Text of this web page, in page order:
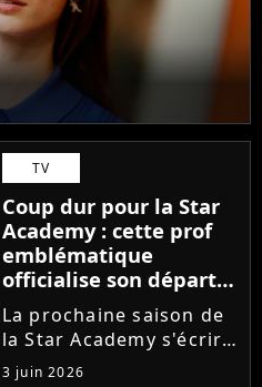
TV
Coup dur pour la Star
Academy : cette prof
emblématique
officialise son départ,
"Ça devenait assez
compliqué"
La prochaine saison de
la Star Academy s'écrira
avec une nouvelle
3 juin 2026